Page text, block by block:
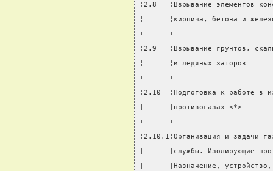
¦2.8   ¦Взрывание
¦      ¦кирпича, бетона и
+------
¦2.9   ¦Взрывание грунтов,
¦      ¦и ледяных
+------
¦2.10  ¦Подготовка к
¦      ¦противогазах
+------
¦2.10.1¦Организация и
¦      ¦службы.
¦      ¦Назначение,